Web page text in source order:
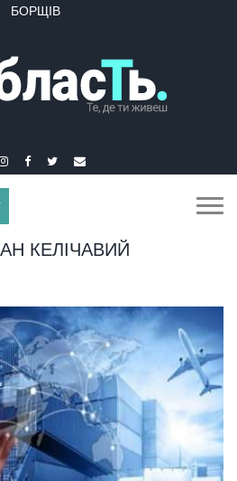
БОРЩІВ
КЕЛІЧАВИЙ